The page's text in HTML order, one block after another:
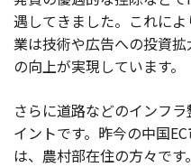
遇してきました。これに
業は技術や広告への投資
の向上が実現しています。
さらに道路などのインフ
イントです。昨今の中国
は、農村部在住の方々です。